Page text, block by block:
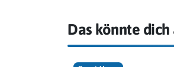
Das könnte